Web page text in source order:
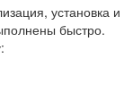
установка и
быстро.